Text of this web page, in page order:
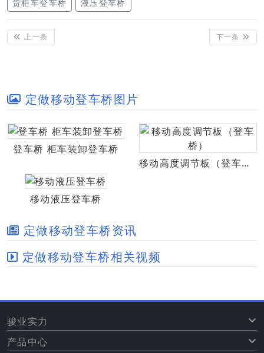
货柜车登车桥
液压登车桥
上一条 下一条
定做移动登车桥图片
登车桥 柜车装卸登车桥
移动高度调节板（登车桥）
移动液压登车桥
定做移动登车桥资讯
定做移动登车桥相关视频
骏业实力
产品中心